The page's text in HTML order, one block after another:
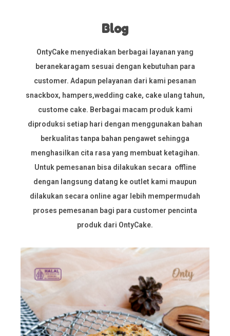
Blog
OntyCake menyediakan berbagai layanan yang
beranekaragam sesuai dengan kebutuhan para
customer. Adapun pelayanan dari kami pesanan
snackbox, hampers,wedding cake, cake ulang tahun,
custome cake. Berbagai macam produk kami
diproduksi setiap hari dengan menggunakan bahan
berkualitas tanpa bahan pengawet sehingga
menghasilkan cita rasa yang membuat ketagihan.
Untuk pemesanan bisa dilakukan secara offline
dengan langsung datang ke outlet kami maupun
dilakukan secara online agar lebih mempermudah
proses pemesanan bagi para customer pencinta
produk dari OntyCake.